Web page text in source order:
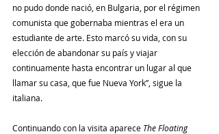
no pudo donde nació, en Bulgaria, por el régimen
comunista que gobernaba mientras el era un
estudiante de arte. Esto marcó su vida, con su
elección de abandonar su país y viajar
continuamente hasta encontrar un lugar al que
llamar su casa, que fue Nueva York”, sigue la
italiana.
Continuando con la visita aparece The Floating